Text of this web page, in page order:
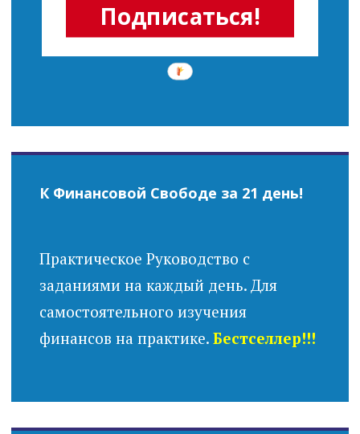
Подписаться!
К Финансовой Свободе за 21 день!
Практическое Руководство с
заданиями на каждый день. Для
самостоятельного изучения
финансов на практике. Бестселлер!!!